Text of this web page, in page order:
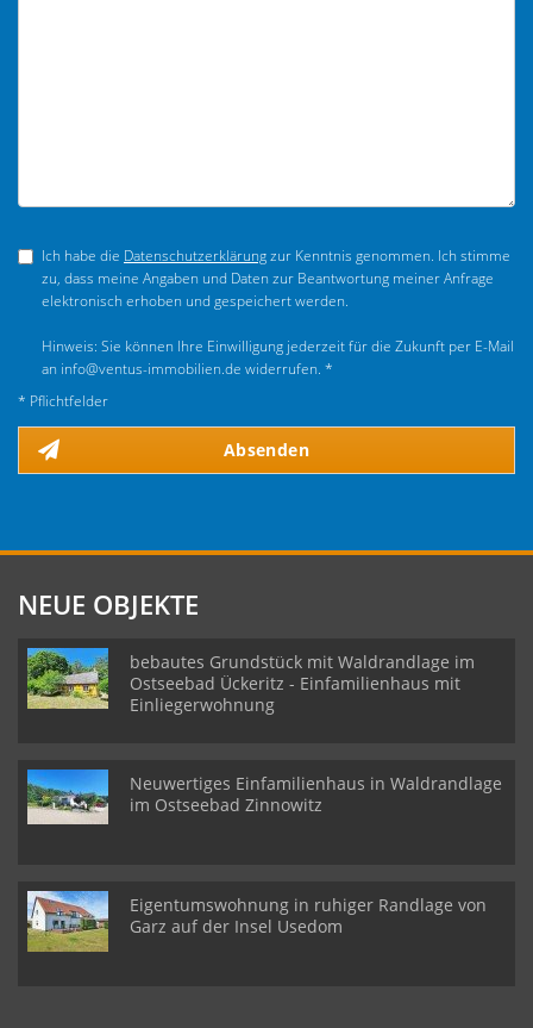
Ich habe die Datenschutzerklärungzur Kenntnis genommen. Ich stimme
zu, dass meine Angaben und Daten zur Beantwortung meiner Anfrage
elektronisch erhoben und gespeichert werden.
Hinweis: Sie können Ihre Einwilligung jederzeit für die Zukunft per E-Mail
an info@ventus-immobilien.de widerrufen. *
* Pflichtfelder
Absenden
NEUE OBJEKTE
bebautes Grundstück mit Waldrandlage im
Ostseebad Ückeritz - Einfamilienhaus mit
Einliegerwohnung
Neuwertiges Einfamilienhaus in Waldrandlage
im Ostseebad Zinnowitz
Eigentumswohnung in ruhiger Randlage von
Garz auf der Insel Usedom